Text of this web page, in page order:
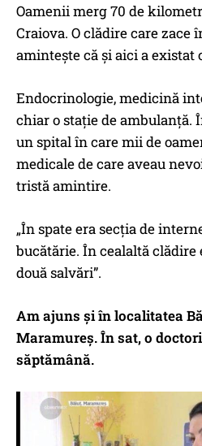
Oamenii merg 70 de
Craiova. O clădire care zace
amintește că și aici a existat
Endocrinologie, medicină
chiar o stație de ambulanță.
un spital în care mii de
medicale de care aveau
tristă amintire.
„În spate era secția de
bucătărie. În cealaltă clădire
două salvări”.
Am ajuns și în localitatea
Maramureș. În sat, o
săptămână.